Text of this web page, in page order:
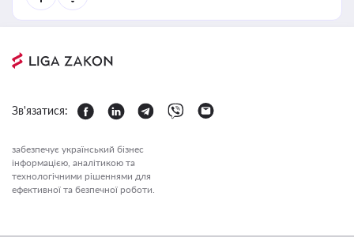
Зв'язатися:
забезпечує український бізнес
інформацією, аналітикою та
технологічними рішеннями для
ефективної та безпечної роботи.